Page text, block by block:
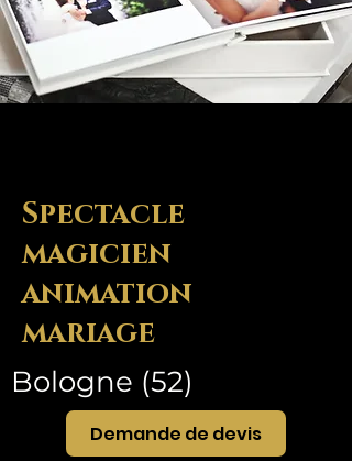
Spectacle
magicien
animation
mariage
Bologne (52)
Demande de devis